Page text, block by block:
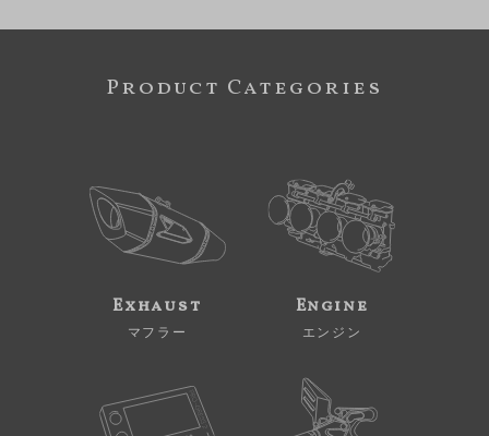
Product Categories
Exhaust
マフラー
Engine
エンジン